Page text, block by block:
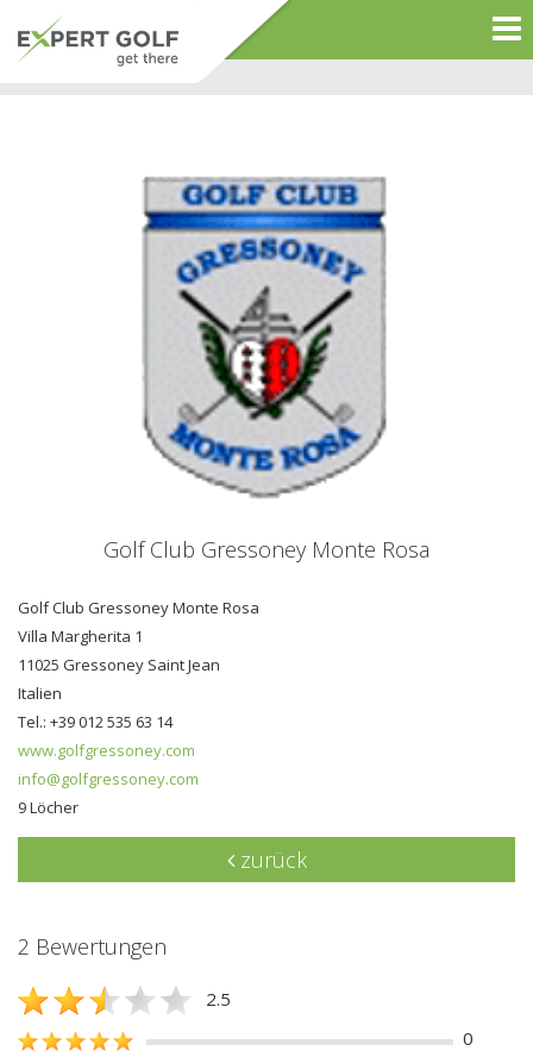
Golf Club Gressoney Monte Rosa
Golf Club Gressoney Monte Rosa
Villa Margherita 1
11025 Gressoney Saint Jean
Italien
Tel.: +39 012 535 63 14
www.golfgressoney.com
info@golfgressoney.com
9 Löcher
zurück
2 Bewertungen
2.5
0